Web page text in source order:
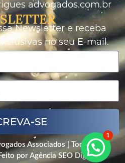
advogados.com.br
Newsletter e receba
no seu E-mail.
SE
Associados | Todos os
por Agência SEO Digital
1